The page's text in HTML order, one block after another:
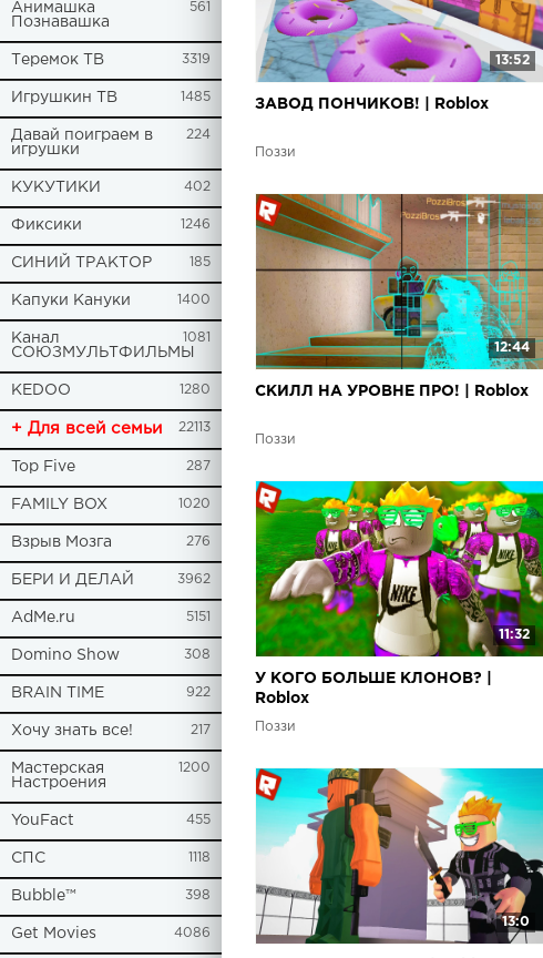
Анимашка
Познавашка
561
Теремок ТВ 3319
Игрушкин ТВ 1485
Давай поиграем в
игрушки
224
КУКУТИКИ 402
Фиксики 1246
СИНИЙ ТРАКТОР 185
Капуки Кануки 1400
Канал
СОЮЗМУЛЬТФИЛЬМЫ
1081
KEDOO 1280
+ Для всей семьи 22113
Top Five 287
FAMILY BOX 1020
Взрыв Мозга 276
БЕРИ И ДЕЛАЙ 3962
AdMe.ru 5151
Domino Show 308
BRAIN TIME 922
Хочу знать все! 217
Мастерская
Настроения
1200
YouFact 455
СПС 1118
Bubble™ 398
Get Movies 4086
13:52
ЗАВОД ПОНЧИКОВ! | Roblox
Поззи
12:44
СКИЛЛ НА УРОВНЕ ПРО! | Roblox
Поззи
11:32
У КОГО БОЛЬШЕ КЛОНОВ? |
Roblox
Поззи
13:0